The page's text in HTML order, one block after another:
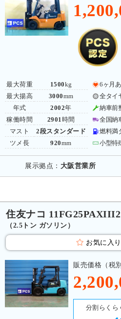
最大荷重
最大揚高
年式
稼働時間
マスト
ツメ長
1500kg
3000mm
2002年
2901 時間
2段スタンダード
920mm
6ヶ月
全タイ
納車前
全国納
燃料満
小型特
展示拠点： 大阪営業所
住友ナコ
（2.5トン ガソリン）
お気に入
販売価格（税別
分割らくら